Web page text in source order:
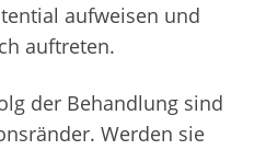
aufweisen und
auftreten.
der Behandlung sind
Werden sie